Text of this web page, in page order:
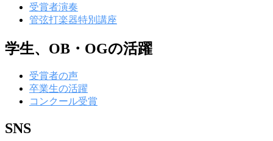
受賞者演奏
管弦打楽器特別講座
学生、OB・OGの活躍
受賞者の声
卒業生の活躍
コンクール受賞
SNS